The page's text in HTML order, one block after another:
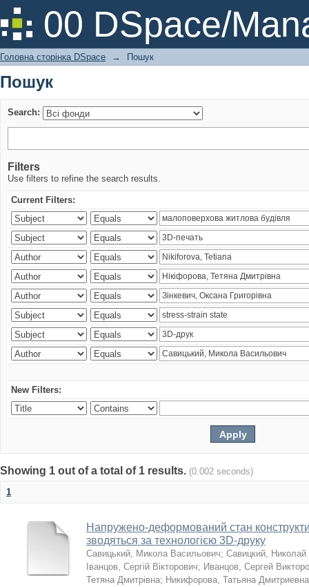
00 DSpace/
Пошук
Головна сторінка DSpace → Пошук
Пошук
Search:
Filters
Use filters to refine the search results.
Current Filters:
New Filters:
Showing 1 out of a total of 1 results. (0.002 seconds)
1
Напружено-деформований стан
зводяться за технологією 3D-друку
Савицький, Микола Васильович; Савицкий,
Іванцов, Сергій Вікторович; Иванцов, Сергей
Тетяна Дмитрівна; Никифорова, Татьяна Дмитриевна